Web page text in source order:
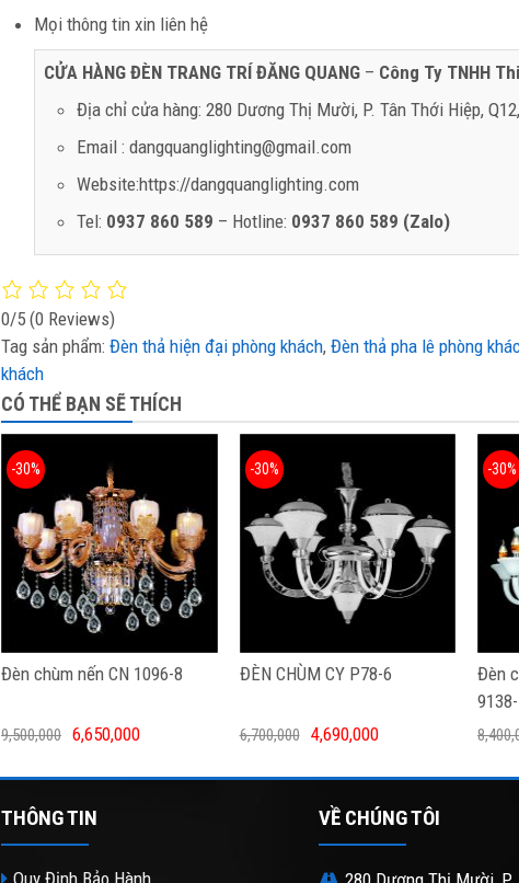
Mọi thông tin xin liên hệ
CỬA HÀNG ĐÈN TRANG TRÍ ĐĂNG QUANG – Công Ty TNHH
Địa chỉ cửa hàng: 280 Dương Thị Mười, P. Tân Thới Hiệp,
Email : dangquanglighting@gmail.com
Website:https://dangquanglighting.com
Tel: 0937 860 589 – Hotline: 0937 860 589 (Zalo)
0/5 (0 Reviews)
Tag sản phẩm: Đèn thả hiện đại phòng khách, Đèn thả pha lê phòng
khách
CÓ THỂ BẠN SẼ THÍCH
Đèn chùm nến CN 1096-8
-30%
9,500,000 6,650,000
ĐÈN CHÙM CY P78-6
-30%
6,700,000 4,690,000
Đèn
-30%
THÔNG TIN VỀ CHÚNG TÔI